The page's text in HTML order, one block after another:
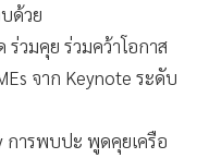
ด้วย
วมคุย ร่วมคว้าโอกาส
จาก Keynote ระดับ
การพบปะ พูดคุยเครือ